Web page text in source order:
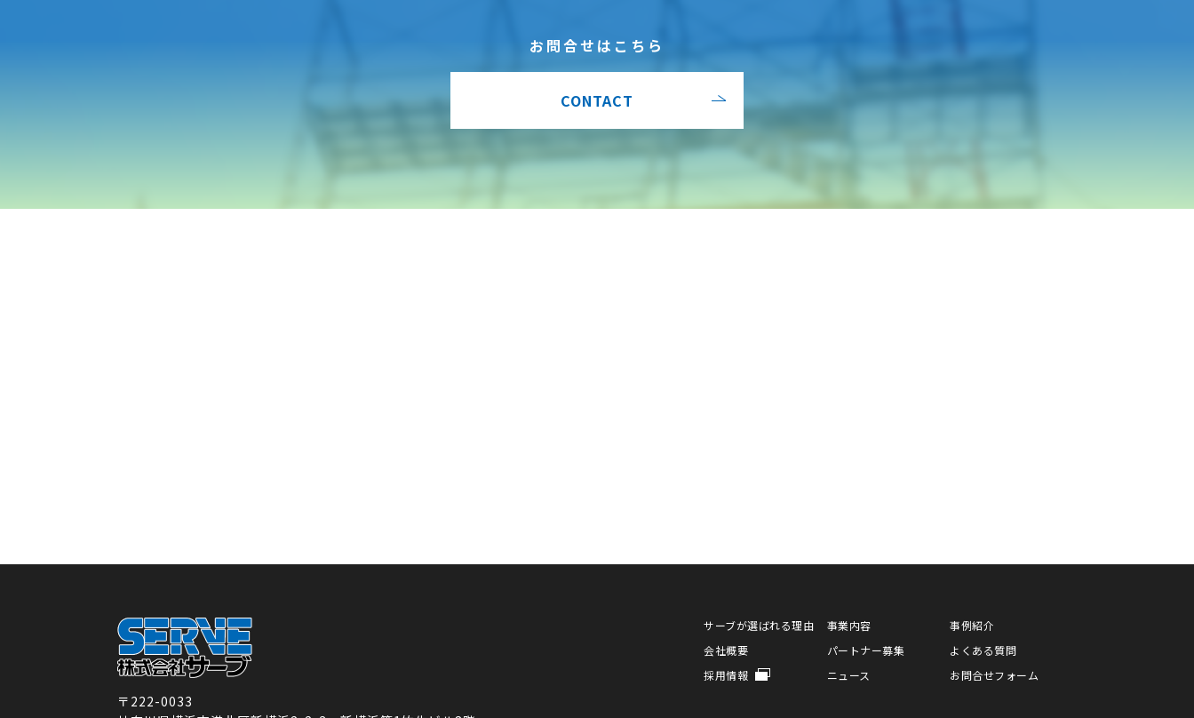
お問合せはこちら
CONTACT
〒222-0033
サーブが選ばれる理由 事業内容
事例紹介
会社概要
パートナー募集
よくある質問
採用情報
ニュース お問合せフォーム